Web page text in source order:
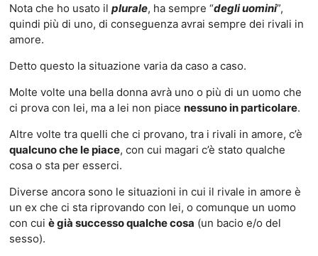
Nota che ho usato il plurale, ha sempre “degli uomini”,
quindi più di uno, di conseguenza avrai sempre dei rivali in
amore.
Detto questo la situazione varia da caso a caso.
Molte volte una bella donna avrà uno o più di un uomo che
ci prova con lei, ma a lei non piace nessuno in particolare.
Altre volte tra quelli che ci provano, tra i rivali in amore, c’è
qualcuno che le piace, con cui magari c’è stato qualche
cosa o sta per esserci.
Diverse ancora sono le situazioni in cui il rivale in amore è
un ex che ci sta riprovando con lei, o comunque un uomo
con cui è già successo qualche cosa (un bacio e/o del
sesso).